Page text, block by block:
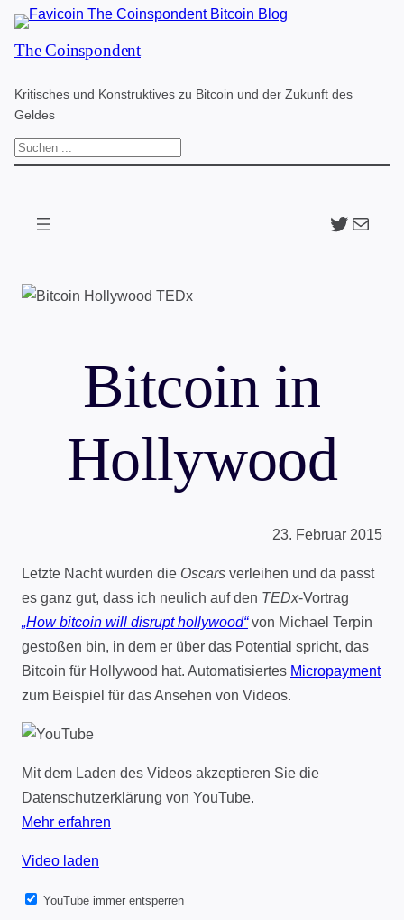
Zum
Inhalt
The Coinspondent
Kritisches und Konstruktives zu Bitcoin und der Zukunft des
Geldes
S
Twitter
The
Bitcoin in
Hollywood
23. Februar 2015
Letzte Nacht wurden die Oscars verleihen und da passt
es ganz gut, dass ich neulich auf den TEDx-Vortrag
„How bitcoin will disrupt hollywood“von Michael Terpin
gestoßen bin, in dem er über das Potential spricht, das
Bitcoin für Hollywood hat. Automatisiertes Micropayment
zum Beispiel für das Ansehen von Videos.
Mit dem Laden des Videos akzeptieren Sie die
Datenschutzerklärung von YouTube.
Mehr erfahren
Video laden
YouTube immer entsperren